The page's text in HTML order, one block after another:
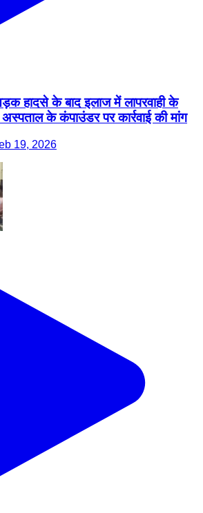
हादसे के बाद इलाज में लापरवाही के
के कंपाउंडर पर कार्रवाई की मांग
19, 2026